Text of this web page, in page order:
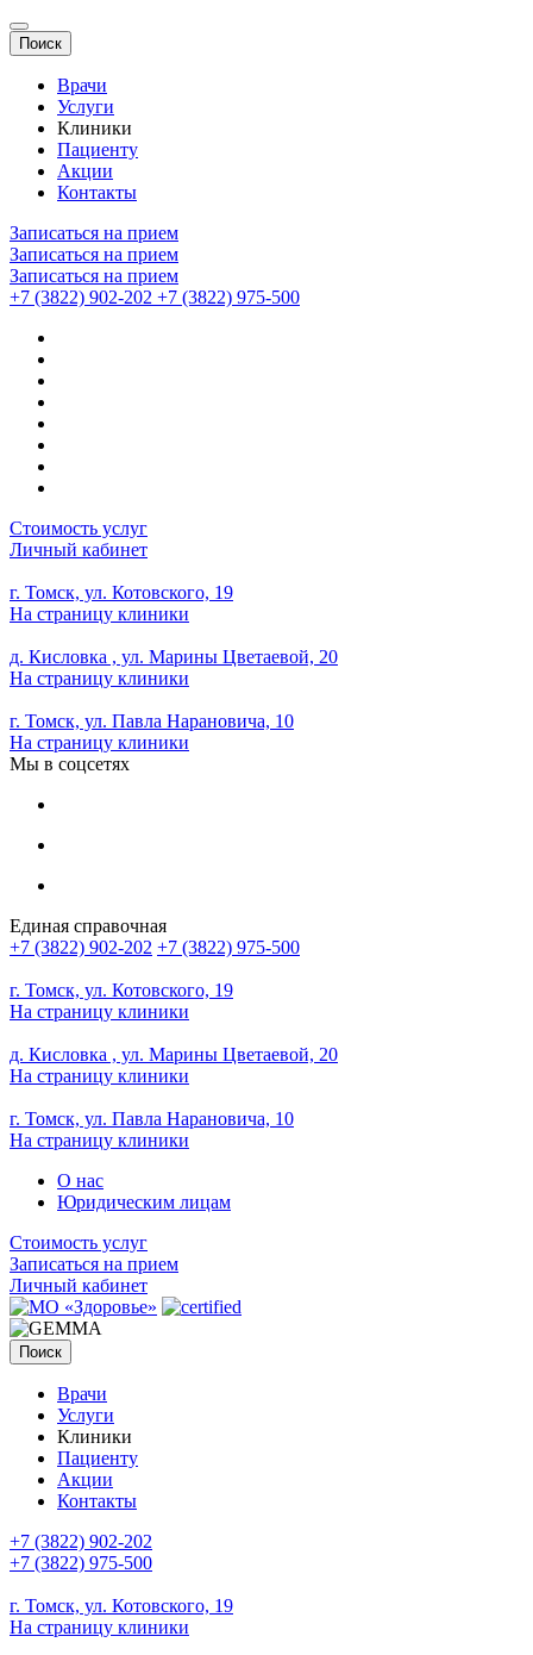
Поиск
Врачи
Услуги
Клиники
Пациенту
Акции
Контакты
Записаться на прием
Записаться на прием
Записаться на прием
+7 (3822) 902-202 +7 (3822) 975-500
Стоимость услуг
Личный кабинет
г. Томск, ул. Котовского, 19
На страницу клиники
д. Кисловка , ул. Марины Цветаевой, 20
На страницу клиники
г. Томск, ул. Павла Нарановича, 10
На страницу клиники
Мы в соцсетях
Единая справочная
+7 (3822) 902-202 +7 (3822) 975-500
г. Томск, ул. Котовского, 19
На страницу клиники
д. Кисловка , ул. Марины Цветаевой, 20
На страницу клиники
г. Томск, ул. Павла Нарановича, 10
На страницу клиники
О нас
Юридическим лицам
Стоимость услуг
Записаться на прием
Личный кабинет
Поиск
Врачи
Услуги
Клиники
Пациенту
Акции
Контакты
+7 (3822) 902-202
+7 (3822) 975-500
г. Томск, ул. Котовского, 19
На страницу клиники